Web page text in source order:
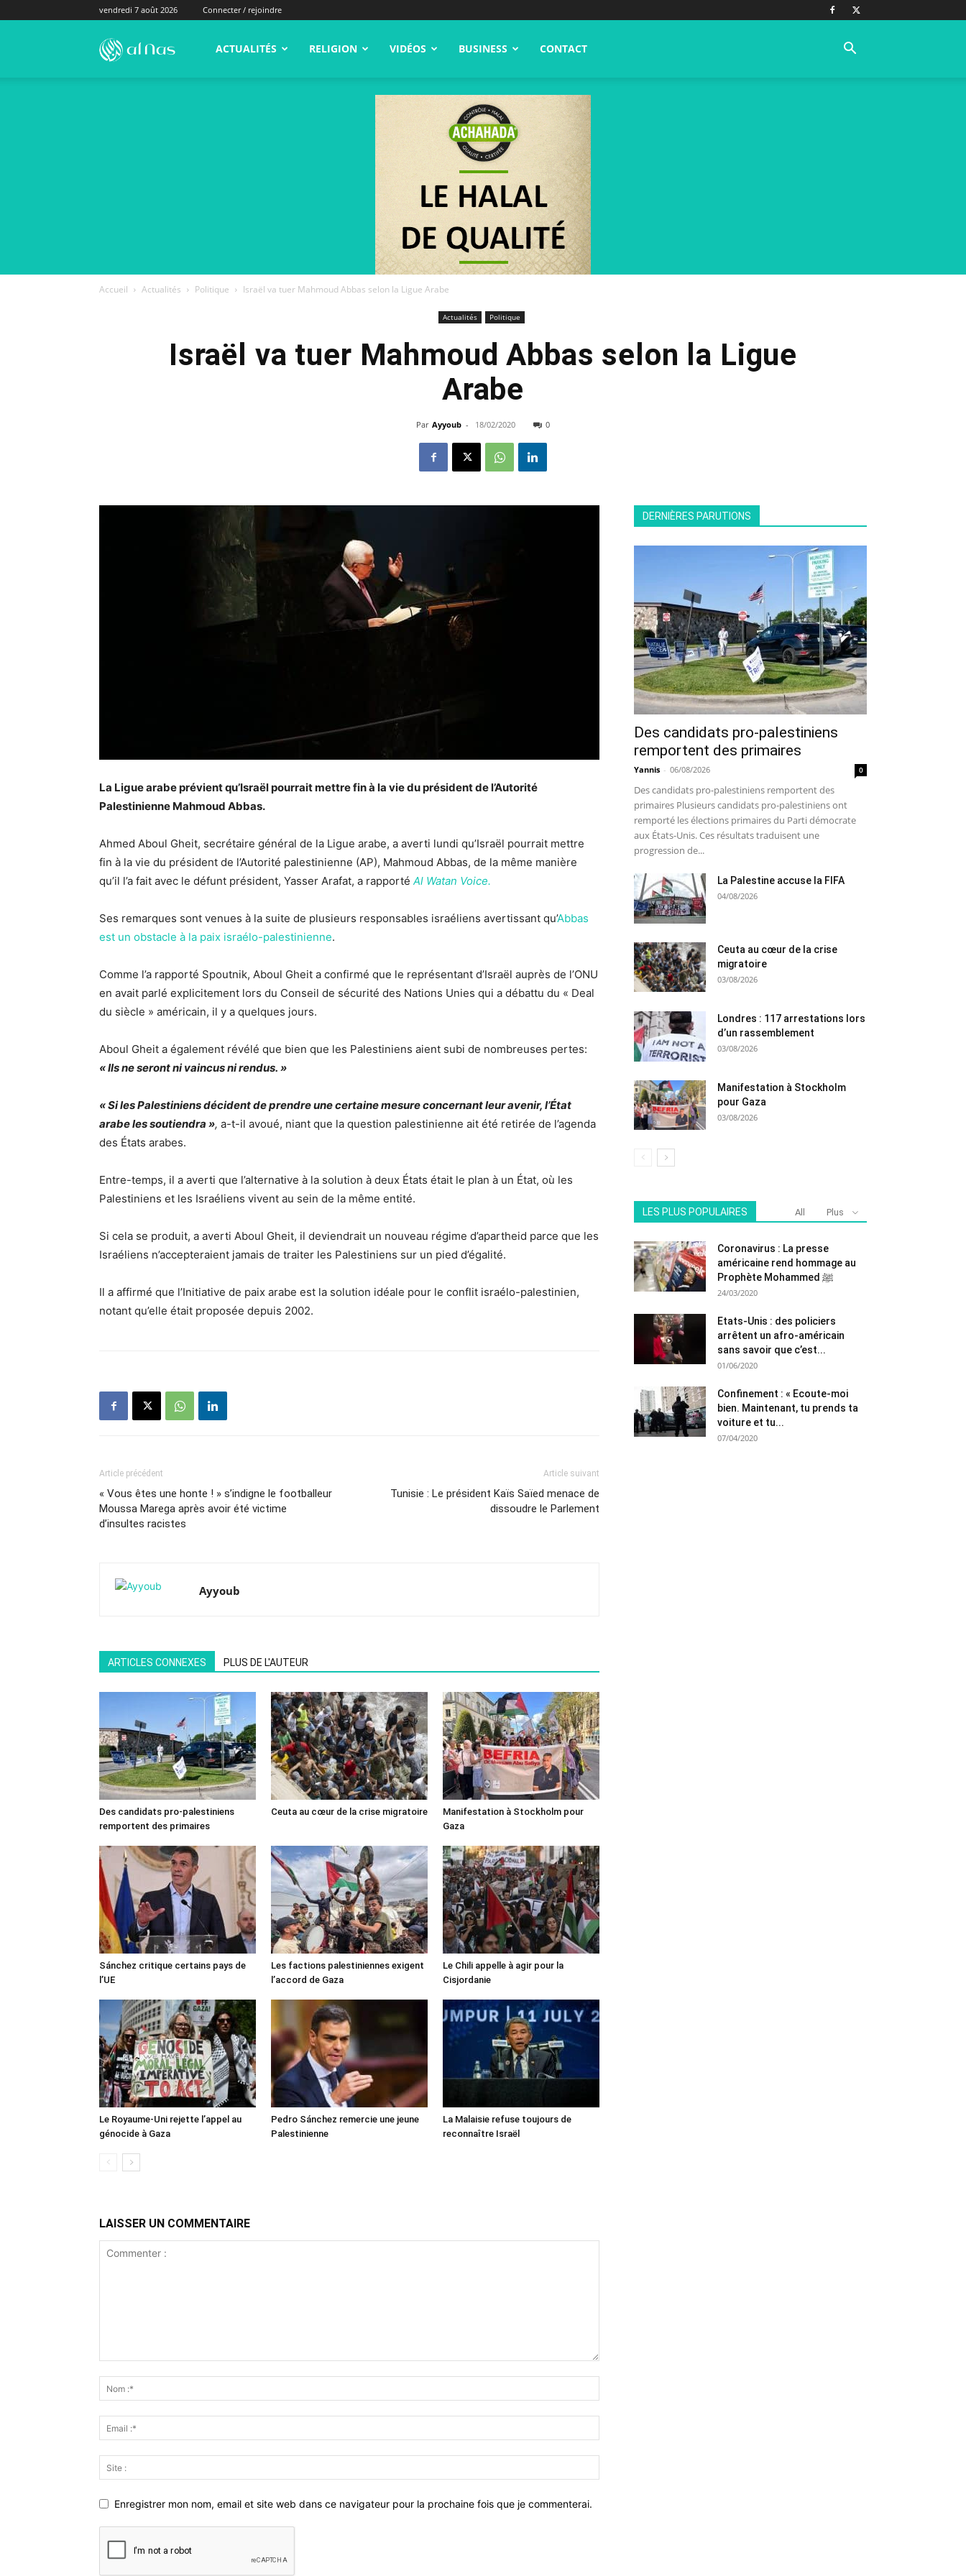
vendredi 7 août 2026 Connecter / rejoindre
alNas.fr ACTUALITÉS RELIGION VIDÉOS BUSINESS CONTACT
Accueil Actualités Politique Israël va tuer Mahmoud Abbas selon la Ligue Arabe
Actualités Politique
Israël va tuer Mahmoud Abbas selon la Ligue
Arabe
Par Ayyoub - 18/02/2020 0
La Ligue arabe prévient qu’Israël pourrait mettre fin à la vie du président de l’Autorité
Palestinienne Mahmoud Abbas.
Ahmed Aboul Gheit, secrétaire général de la Ligue arabe, a averti lundi qu’Israël pourrait mettre
fin à la vie du président de l’Autorité palestinienne (AP), Mahmoud Abbas, de la même manière
qu’il l’a fait avec le défunt président, Yasser Arafat, a rapporté Al Watan Voice.
Ses remarques sont venues à la suite de plusieurs responsables israéliens avertissant qu’Abbas
est un obstacle à la paix israélo-palestinienne.
Comme l’a rapporté Spoutnik, Aboul Gheit a confirmé que le représentant d’Israël auprès de l’ONU
en avait parlé explicitement lors du Conseil de sécurité des Nations Unies qui a débattu du « Deal
du siècle » américain, il y a quelques jours.
Aboul Gheit a également révélé que bien que les Palestiniens aient subi de nombreuses pertes:
« Ils ne seront ni vaincus ni rendus. »
« Si les Palestiniens décident de prendre une certaine mesure concernant leur avenir, l’État
arabe les soutiendra », a-t-il avoué, niant que la question palestinienne ait été retirée de l’agenda
des États arabes.
Entre-temps, il a averti que l’alternative à la solution à deux États était le plan à un État, où les
Palestiniens et les Israéliens vivent au sein de la même entité.
Si cela se produit, a averti Aboul Gheit, il deviendrait un nouveau régime d’apartheid parce que les
Israéliens n’accepteraient jamais de traiter les Palestiniens sur un pied d’égalité.
Il a affirmé que l’Initiative de paix arabe est la solution idéale pour le conflit israélo-palestinien,
notant qu’elle était proposée depuis 2002.
Article précédent
« Vous êtes une honte ! » s’indigne le footballeur
Moussa Marega après avoir été victime
d’insultes racistes
Article suivant
Tunisie : Le président Kaïs Saïed menace de
dissoudre le Parlement
Ayyoub
ARTICLES CONNEXES PLUS DE L'AUTEUR
Des candidats pro-palestiniens
remportent des primaires
Ceuta au cœur de la crise migratoire
Manifestation à Stockholm pour
Gaza
Sánchez critique certains pays de
l’UE
Les factions palestiniennes exigent
l’accord de Gaza
Le Chili appelle à agir pour la
Cisjordanie
Le Royaume-Uni rejette l’appel au
génocide à Gaza
Pedro Sánchez remercie une jeune
Palestinienne
La Malaisie refuse toujours de
reconnaître Israël
LAISSER UN COMMENTAIRE
Enregistrer mon nom, email et site web dans ce navigateur pour la prochaine fois que je commenterai.
DERNIÈRES PARUTIONS
Des candidats pro-palestiniens
remportent des primaires
Yannis - 06/08/2026 0
Des candidats pro-palestiniens remportent des
primaires Plusieurs candidats pro-palestiniens ont
remporté les élections primaires du Parti démocrate
aux États-Unis. Ces résultats traduisent une
progression de...
La Palestine accuse la FIFA
04/08/2026
Ceuta au cœur de la crise
migratoire
03/08/2026
Londres : 117 arrestations lors
d’un rassemblement
03/08/2026
Manifestation à Stockholm
pour Gaza
03/08/2026
LES PLUS POPULAIRES All Plus
Coronavirus : La presse
américaine rend hommage au
Prophète Mohammed ﷺ
24/03/2020
Etats-Unis : des policiers
arrêtent un afro-américain
sans savoir que c’est...
01/06/2020
Confinement : « Ecoute-moi
bien. Maintenant, tu prends ta
voiture et tu...
07/04/2020